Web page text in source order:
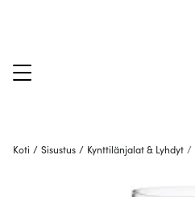
Koti / Sisustus / Kynttilänjalat & Lyhdyt /